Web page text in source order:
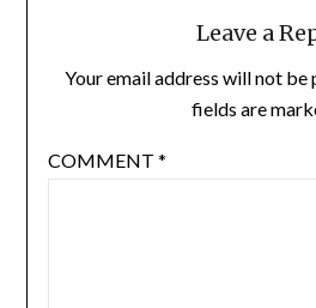
Leave a
Your email address will not be
fields are
COMMENT *